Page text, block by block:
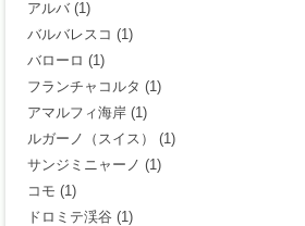
アルバ (1)
バルバレスコ (1)
バローロ (1)
フランチャコルタ (1)
アマルフィ海岸 (1)
ルガーノ（スイス）
(1)
サンジミニャーノ (1)
コモ (1)
ドロミテ渓谷 (1)